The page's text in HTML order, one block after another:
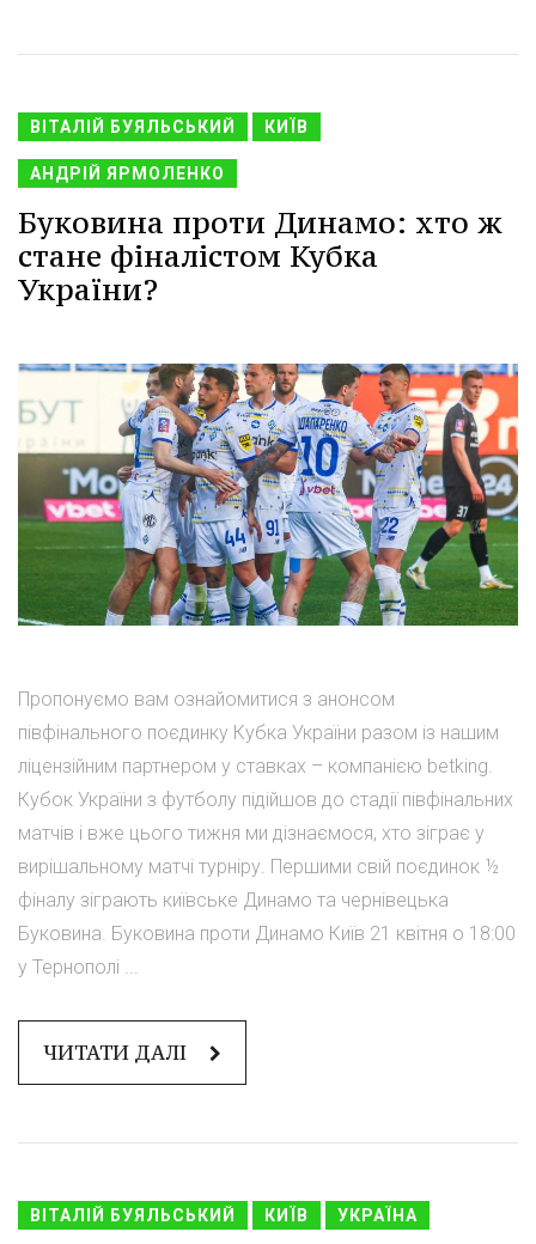
ВІТАЛІЙ БУЯЛЬСЬКИЙ КИЇВ
АНДРІЙ ЯРМОЛЕНКО
Буковина проти Динамо: хто ж
стане фіналістом Кубка
України?
Пропонуємо вам ознайомитися з анонсом
півфінального поєдинку Кубка України разом із нашим
ліцензійним партнером у ставках – компанією betking.
Кубок України з футболу підійшов до стадії півфінальних
матчів і вже цього тижня ми дізнаємося, хто зіграє у
вирішальному матчі турніру. Першими свій поєдинок ½
фіналу зіграють київське Динамо та чернівецька
Буковина. Буковина проти Динамо Київ 21 квітня о 18:00
у Тернополі ...
ЧИТАТИ ДАЛІ
ВІТАЛІЙ БУЯЛЬСЬКИЙ КИЇВ УКРАЇНА